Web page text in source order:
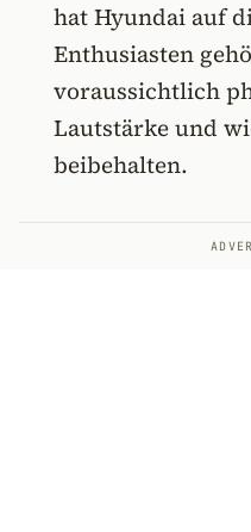
hat Hyundai auf
Enthusiasten
voraussichtlich
Lautstärke und
beibehalten.